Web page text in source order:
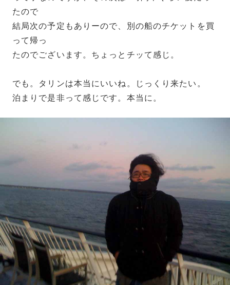
たので
結局次の予定もありーので、別の船のチケットを買
って帰っ
たのでございます。ちょっとチッて感じ。
でも。タリンは本当にいいね。じっくり来たい。
泊まりで是非って感じです。本当に。